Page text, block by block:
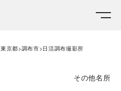
東京都 調布市 日活調布撮影所
その他名所